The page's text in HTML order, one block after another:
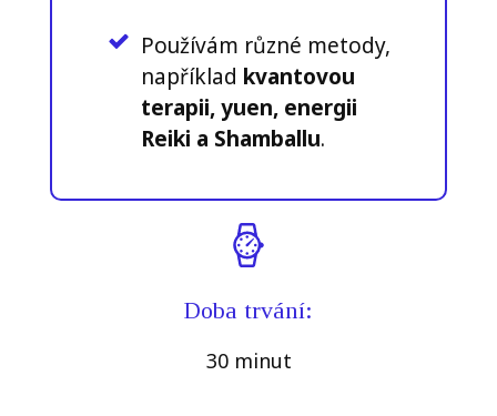
Používám různé metody,
například kvantovou
terapii, yuen, energii
Reiki a Shamballu.
Doba trvání:
30 minut